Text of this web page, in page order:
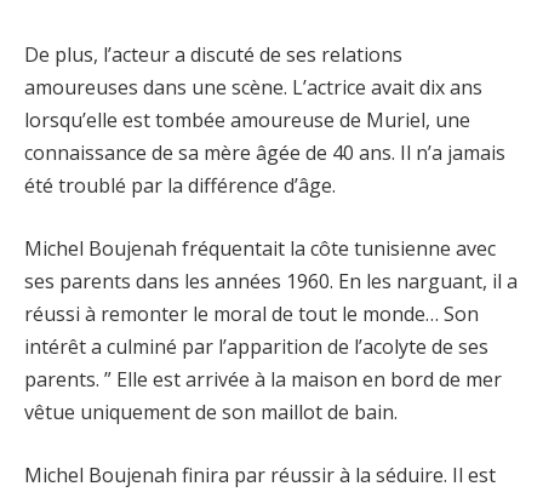
De plus, l’acteur a discuté de ses relations
amoureuses dans une scène. L’actrice avait dix ans
lorsqu’elle est tombée amoureuse de Muriel, une
connaissance de sa mère âgée de 40 ans. Il n’a jamais
été troublé par la différence d’âge.
Michel Boujenah fréquentait la côte tunisienne avec
ses parents dans les années 1960. En les narguant, il a
réussi à remonter le moral de tout le monde… Son
intérêt a culminé par l’apparition de l’acolyte de ses
parents. ” Elle est arrivée à la maison en bord de mer
vêtue uniquement de son maillot de bain.
Michel Boujenah finira par réussir à la séduire. Il est